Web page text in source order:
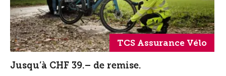
TCS Assurance Vélo
Jusqu’à CHF 39.– de remise.